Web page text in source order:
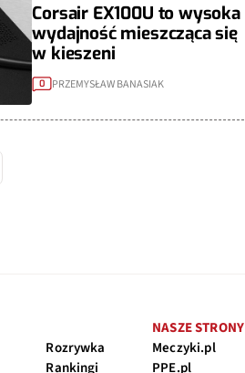
Corsair EX100U to wysoka
wydajność mieszcząca się
w kieszeni
0 PRZEMYSŁAW BANASIAK
Rozrywka
Rankingi
NASZE STRONY
Meczyki.pl
PPE.pl